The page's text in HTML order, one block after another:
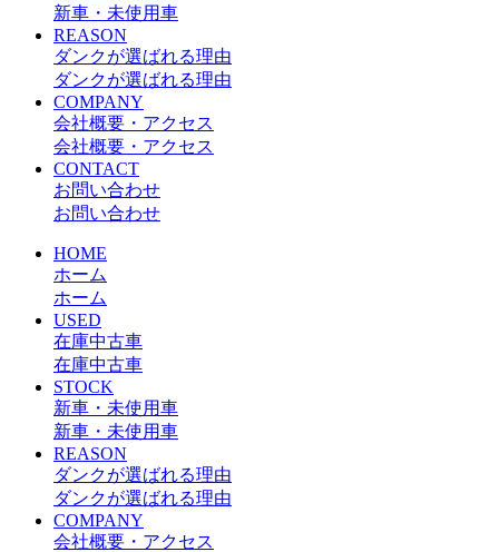
新車・未使用車
REASON
ダンクが選ばれる理由
ダンクが選ばれる理由
COMPANY
会社概要・アクセス
会社概要・アクセス
CONTACT
お問い合わせ
お問い合わせ
HOME
ホーム
ホーム
USED
在庫中古車
在庫中古車
STOCK
新車・未使用車
新車・未使用車
REASON
ダンクが選ばれる理由
ダンクが選ばれる理由
COMPANY
会社概要・アクセス